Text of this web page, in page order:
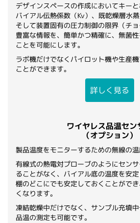
デザインスペースの作成においてキーと
バイアル伝熱係数（Kv）、既乾燥層水蒸
そして装置固有の圧力制御の限界（チ
豊富な情報を、簡単かつ精確に、無菌
ことを可能にします。
ラボ機だけでなくパイロット機や生産
ことができます。
詳しく見る
ワイヤレス品温セン
（オプション）
製品温度をモニターするための無線の温
有線式の熱電対プローブのようにセン
ることがなく、バイアル底の温度を安定
棚のどこにでも安定しておくことがで
くなります。
凍結乾燥中だけでなく、サンプル充填
品温の測定も可能です。